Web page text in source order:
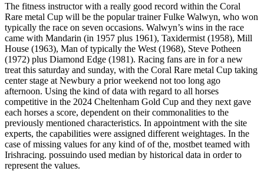
The fitness instructor with a really good record within the Coral
Rare metal Cup will be the popular trainer Fulke Walwyn, who won
typically the race on seven occasions. Walwyn’s wins in the race
came with Mandarin (in 1957 plus 1961), Taxidermist (1958), Mill
House (1963), Man of typically the West (1968), Steve Potheen
(1972) plus Diamond Edge (1981). Racing fans are in for a new
treat this saturday and sunday, with the Coral Rare metal Cup taking
center stage at Newbury a prior weekend not too long ago
afternoon. Using the kind of data with regard to all horses
competitive in the 2024 Cheltenham Gold Cup and they next gave
each horses a score, dependent on their commonalities to the
previously mentioned characteristics. In appointment with the site
experts, the capabilities were assigned different weightages. In the
case of missing values for any kind of of the, mostbet teamed with
Irishracing. possuindo used median by historical data in order to
represent the values.